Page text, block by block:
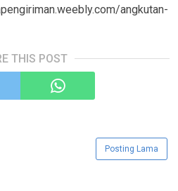
angkutan-
THIS POST
Posting Lama